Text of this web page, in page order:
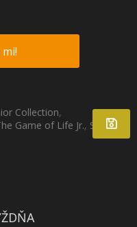
Collection,
Game of Life Jr., Steam